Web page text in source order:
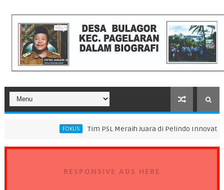
Tim PSL Meraih Juara di Pelindo Innovation Award
RESPONSIVE ADS HERE